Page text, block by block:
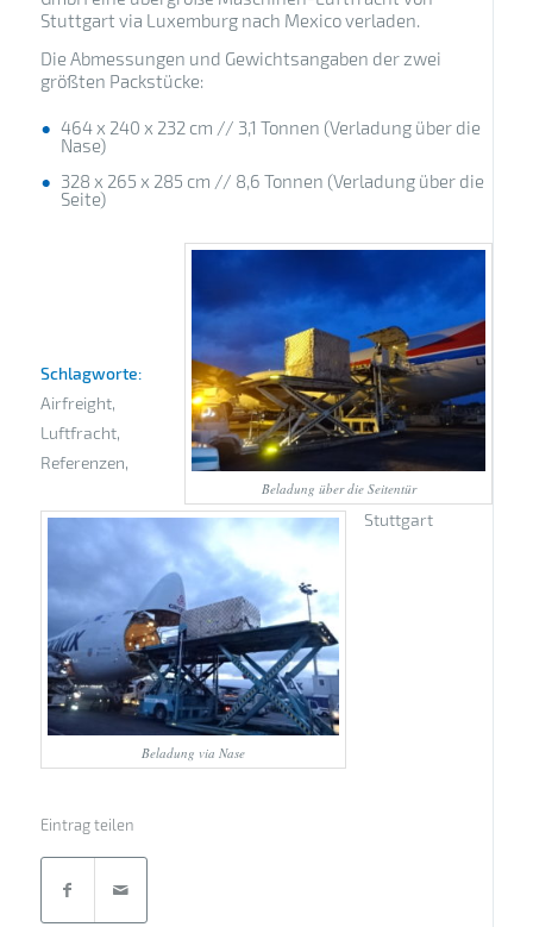
Stuttgart via Luxemburg nach Mexico verladen.
Die Abmessungen und Gewichtsangaben der zwei
größten Packstücke:
464 x 240 x 232 cm // 3,1 Tonnen (Verladung über die
Nase)
328 x 265 x 285 cm // 8,6 Tonnen (Verladung über die
Seite)
Beladung über die Seitentür
Beladung via Nase
Schlagworte:
Airfreight,
Luftfracht,
Referenzen,
Stuttgart
Eintrag teilen